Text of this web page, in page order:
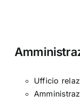
Ufficio